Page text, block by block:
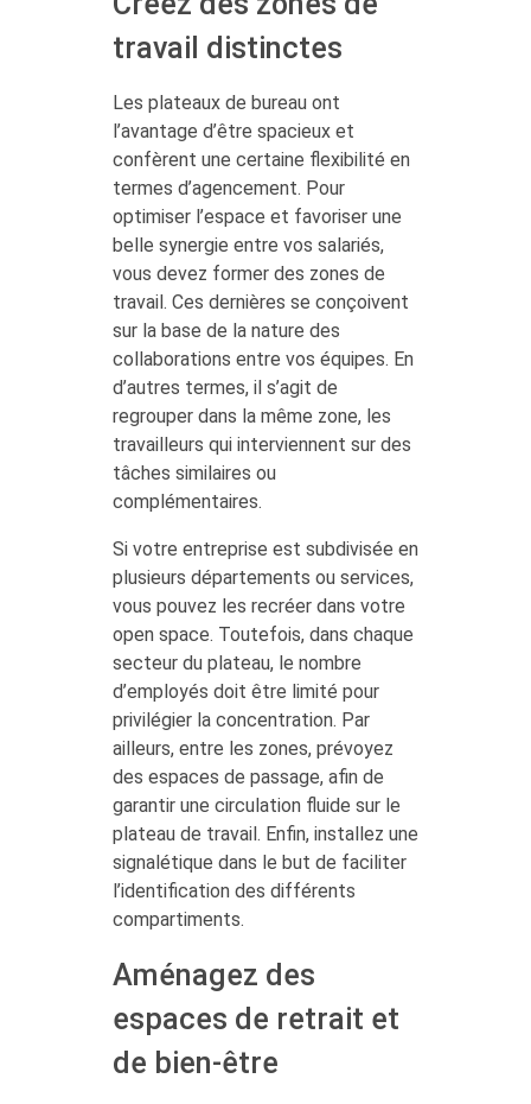
travail distinctes
Les plateaux de bureau ont
l’avantage d’être spacieux et
confèrent une certaine flexibilité en
termes d’agencement. Pour
optimiser l’espace et favoriser une
belle synergie entre vos salariés,
vous devez former des zones de
travail. Ces dernières se conçoivent
sur la base de la nature des
collaborations entre vos équipes. En
d’autres termes, il s’agit de
regrouper dans la même zone, les
travailleurs qui interviennent sur des
tâches similaires ou
complémentaires.
Si votre entreprise est subdivisée en
plusieurs départements ou services,
vous pouvez les recréer dans votre
open space. Toutefois, dans chaque
secteur du plateau, le nombre
d’employés doit être limité pour
privilégier la concentration. Par
ailleurs, entre les zones, prévoyez
des espaces de passage, afin de
garantir une circulation fluide sur le
plateau de travail. Enfin, installez une
signalétique dans le but de faciliter
l’identification des différents
compartiments.
Aménagez des
espaces de retrait et
de bien-être